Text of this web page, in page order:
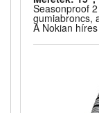
Seasonproof
gumiabroncs,
A Nokian